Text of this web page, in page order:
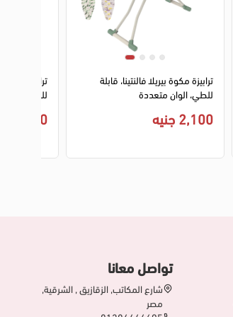
ترابيزه
للطي،
2,330 جنيه
ترابيزة مكوة بيريلا فالنتينا، قابلة
للطي، الوان متعددة
2,100 جنيه
1 2
تواصل معانا
شارع المكاتب, الزقازيق , الشرقية,
مصر